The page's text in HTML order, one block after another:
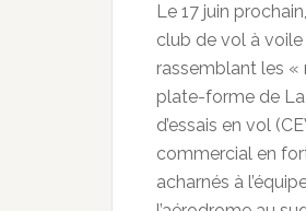
Le 17 juin
club de vol à voile
rassemblant les «
plate-forme de La
d’essais en vol
commercial en
acharnés à